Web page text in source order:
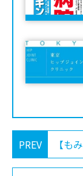
PREV